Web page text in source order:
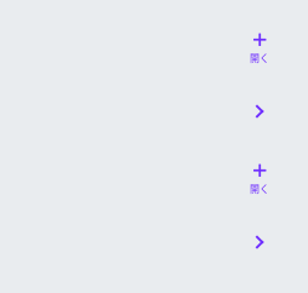
開く
開く